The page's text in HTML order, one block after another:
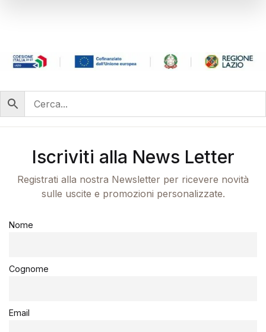
Iscriviti alla News Letter
Registrati alla nostra Newsletter per ricevere novità
sulle uscite e promozioni personalizzate.
Nome
Cognome
Email